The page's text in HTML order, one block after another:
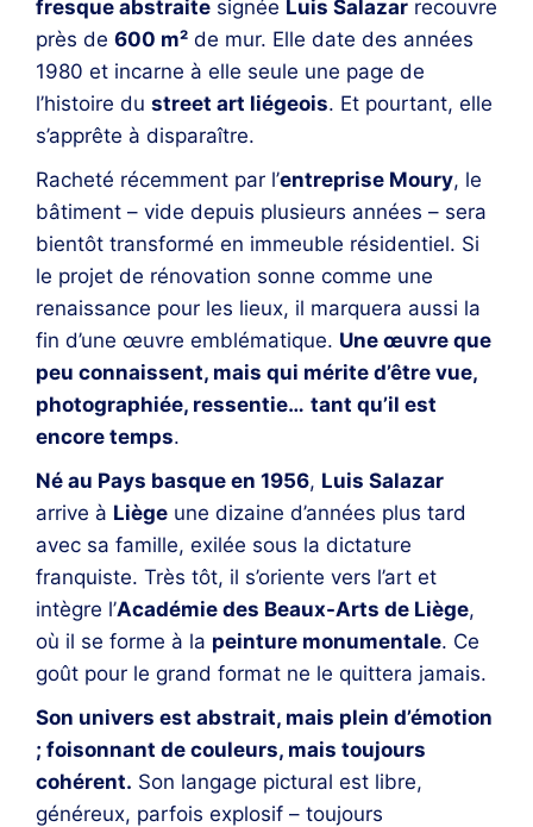
fresque abstraite signée Luis Salazar recouvre
près de 600 m² de mur. Elle date des années
1980 et incarne à elle seule une page de
l’histoire du street art liégeois. Et pourtant, elle
s’apprête à disparaître.
Racheté récemment par l’entreprise Moury, le
bâtiment – vide depuis plusieurs années – sera
bientôt transformé en immeuble résidentiel. Si
le projet de rénovation sonne comme une
renaissance pour les lieux, il marquera aussi la
fin d’une œuvre emblématique. Une œuvre que
peu connaissent, mais qui mérite d’être vue,
photographiée, ressentie… tant qu’il est
encore temps.
Né au Pays basque en 1956, Luis Salazar
arrive à Liège une dizaine d’années plus tard
avec sa famille, exilée sous la dictature
franquiste. Très tôt, il s’oriente vers l’art et
intègre l’Académie des Beaux-Arts de Liège,
où il se forme à la peinture monumentale. Ce
goût pour le grand format ne le quittera jamais.
Son univers est abstrait, mais plein d’émotion
; foisonnant de couleurs, mais toujours
cohérent. Son langage pictural est libre,
généreux, parfois explosif – toujours